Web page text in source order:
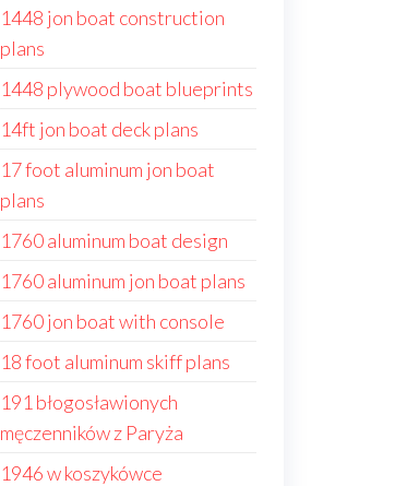
1448 jon boat construction
plans
1448 plywood boat blueprints
14ft jon boat deck plans
17 foot aluminum jon boat
plans
1760 aluminum boat design
1760 aluminum jon boat plans
1760 jon boat with console
18 foot aluminum skiff plans
191 błogosławionych
męczenników z Paryża
1946 w koszykówce